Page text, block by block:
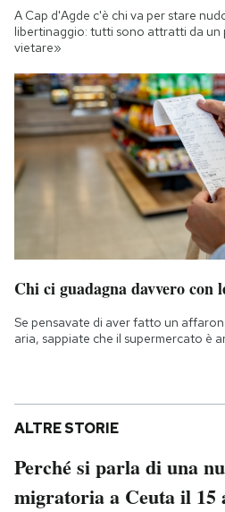
A Cap d'Agde c'è chi va per stare
libertinaggio: tutti sono attratti da un
vietare»
Chi ci guadagna davvero con
Se pensavate di aver fatto un
aria, sappiate che il supermercato è
ALTRE STORIE
Perché si parla di una
migratoria a Ceuta il 15